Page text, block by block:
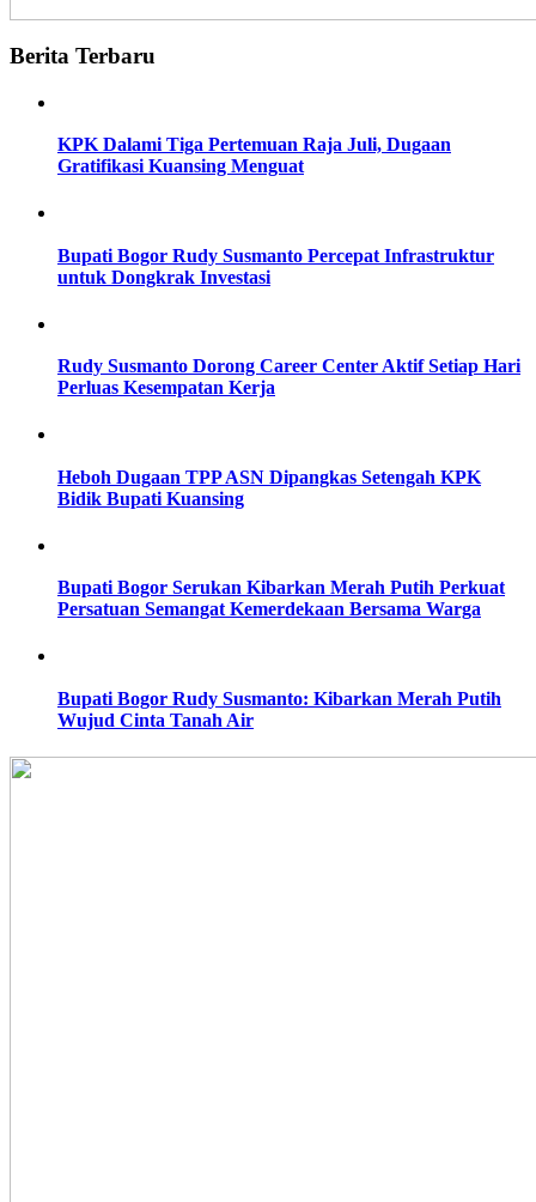
Berita Terbaru
KPK Dalami Tiga Pertemuan Raja Juli, Dugaan
Gratifikasi Kuansing Menguat
Bupati Bogor Rudy Susmanto Percepat Infrastruktur
untuk Dongkrak Investasi
Rudy Susmanto Dorong Career Center Aktif Setiap Hari
Perluas Kesempatan Kerja
Heboh Dugaan TPP ASN Dipangkas Setengah KPK
Bidik Bupati Kuansing
Bupati Bogor Serukan Kibarkan Merah Putih Perkuat
Persatuan Semangat Kemerdekaan Bersama Warga
Bupati Bogor Rudy Susmanto: Kibarkan Merah Putih
Wujud Cinta Tanah Air